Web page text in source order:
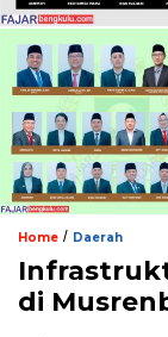
Home / Daerah
di